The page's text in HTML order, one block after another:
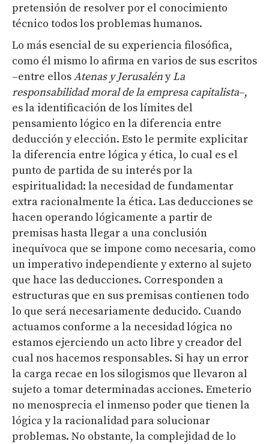
pretensión de resolver por el conocimiento
técnico todos los problemas humanos.
Lo más esencial de su experiencia filosófica,
como él mismo lo afirma en varios de sus escritos
–entre ellosAtenas y JerusalényLa
responsabilidad moral de la empresa capitalista–,
es la identificación de los límites del
pensamiento lógico en la diferencia entre
deducción y elección. Esto le permite explicitar
la diferencia entre lógica y ética, lo cual es el
punto de partida de su interés por la
espiritualidad: la necesidad de fundamentar
extra racionalmente la ética. Las deducciones se
hacen operando lógicamente a partir de
premisas hasta llegar a una conclusión
inequívoca que se impone como necesaria, como
un imperativo independiente y externo al sujeto
que hace las deducciones. Corresponden a
estructuras que en sus premisas contienen todo
lo que será necesariamente deducido. Cuando
actuamos conforme a la necesidad lógica no
estamos ejerciendo un acto libre y creador del
cual nos hacemos responsables. Si hay un error
la carga recae en los silogismos que llevaron al
sujeto a tomar determinadas acciones. Emeterio
no menosprecia el inmenso poder que tienen la
lógica y la racionalidad para solucionar
problemas. No obstante, la complejidad de lo